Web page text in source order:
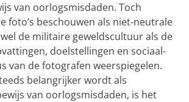
van oorlogsmisdaden. Toch
foto’s beschouwen als niet-neutrale
de militaire geweldscultuur als de
doelstellingen en sociaal-
van de fotografen weerspiegelen.
belangrijker wordt als
van oorlogsmisdaden, is het